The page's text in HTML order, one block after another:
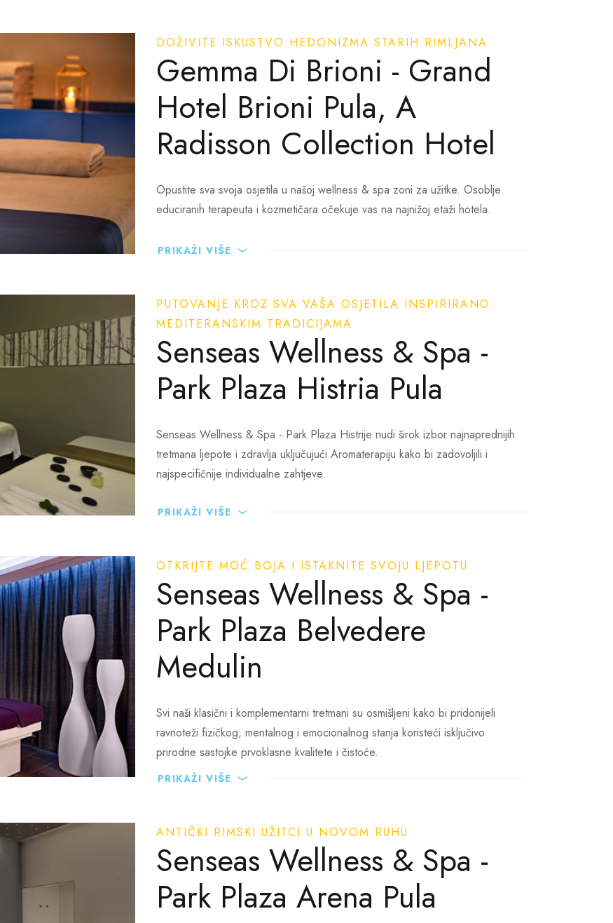
DOŽIVITE ISKUSTVO HEDONIZMA STARIH RIMLJANA
Gemma Di Brioni - Grand
Hotel Brioni Pula, A
Radisson Collection Hotel
Opustite sva svoja osjetila u našoj wellness & spa zoni za užitke. Osoblje
educiranih terapeuta i kozmetičara očekuje vas na najnižoj etaži hotela.
Naš wellness & spa centar nudi pregršt ekskluzivnih spa tretmana i usluga.
Nudimo vrhunske usluge ljepote i zdravlja koje uključuju posebno
prilagođene tretmane, božanstvene masaže i rituale s najluksuznijom
kozmetikom. Osim izvanrednih wellness iskustava, nudimo i uslugu manikure,
pedikure i depilacije.
PRIKAŽI VIŠE
fitness treninzi
bazen sa morskom
PUTOVANJE KROZ SVA VAŠA OSJETILA INSPIRIRANO
MEDITERANSKIM TRADICIJAMA
Senseas Wellness & Spa -
Park Plaza Histria Pula
Senseas Wellness & Spa - Park Plaza Histrije nudi širok izbor najnaprednijih
tretmana ljepote i zdravlja uključujući Aromaterapiju kako bi zadovoljili i
najspecifičnije individualne zahtjeve.
PRIKAŽI VIŠE
sa grijanim kamenim
fitness treninzi
bazen sa morskom
OTKRIJTE MOĆ BOJA I ISTAKNITE SVOJU LJEPOTU
Senseas Wellness & Spa -
Park Plaza Belvedere
Medulin
Svi naši klasični i komplementarni tretmani su osmišljeni kako bi pridonijeli
ravnoteži fizičkog, mentalnog i emocionalnog stanja koristeći isključivo
prirodne sastojke prvoklasne kvalitete i čistoće.
PRIKAŽI VIŠE
ANTIČKI RIMSKI UŽITCI U NOVOM RUHU
Senseas Wellness & Spa -
Park Plaza Arena Pula